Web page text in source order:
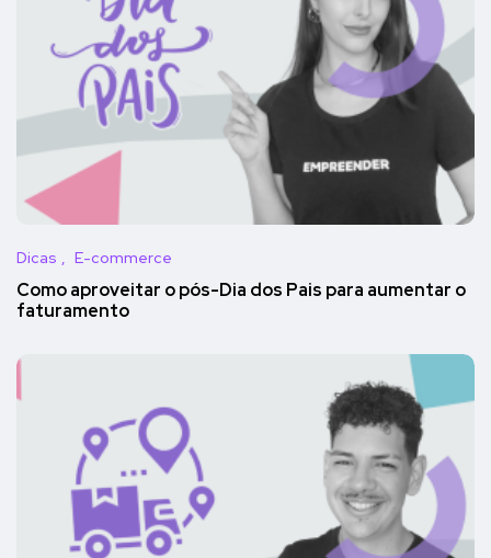
Dicas E-commerce
Como aproveitar o pós-Dia dos Pais para aumentar o
faturamento